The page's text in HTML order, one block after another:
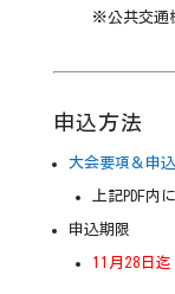
※公共交通
申込方法
大会要項＆申
上記PDF内
申込期限
11月28日迄